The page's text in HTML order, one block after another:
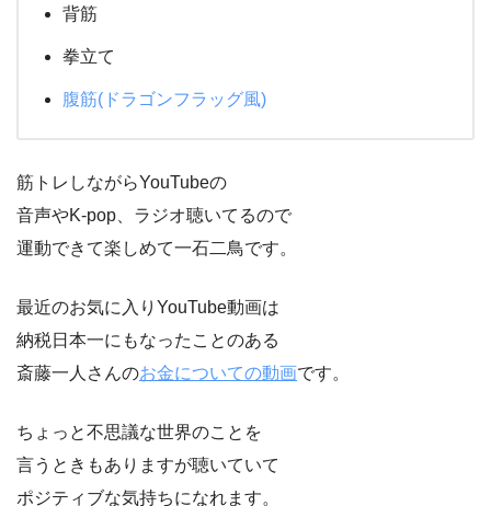
背筋
拳立て
腹筋(ドラゴンフラッグ風)
筋トレしながらYouTubeの
音声やK-pop、ラジオ聴いてるので
運動できて楽しめて一石二鳥です。
最近のお気に入りYouTube動画は
納税日本一にもなったことのある
斎藤一人さんのお金についての動画です。
ちょっと不思議な世界のことを
言うときもありますが聴いていて
ポジティブな気持ちになれます。